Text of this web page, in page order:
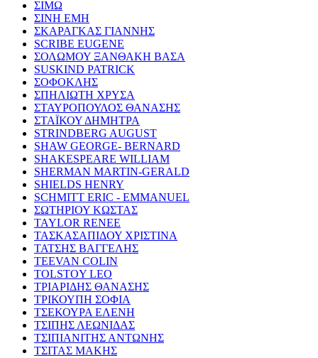
ΣΙΜΩ
ΣΙΝΗ ΕΜΗ
ΣΚΑΡΑΓΚΑΣ ΓΙΑΝΝΗΣ
SCRIBE EUGENE
ΣΟΛΩΜΟΥ ΞΑΝΘΑΚΗ ΒΑΣΑ
SUSKIND PATRICK
ΣΟΦΟΚΛΗΣ
ΣΠΗΛΙΩΤΗ ΧΡΥΣΑ
ΣΤΑΥΡΟΠΟΥΛΟΣ ΘΑΝΑΣΗΣ
ΣΤΑΪΚΟΥ ΔΗΜΗΤΡΑ
STRINDBERG AUGUST
SHAW GEORGE- BERNARD
SHAKESPEARE WILLIAM
SHERMAN MARTIN-GERALD
SHIELDS HENRY
SCHMITT ERIC - EMMANUEL
ΣΩΤΗΡΙΟΥ ΚΩΣΤΑΣ
TAYLOR RENEE
ΤΑΣΚΑΣΑΠΙΔΟΥ ΧΡΙΣΤΙΝΑ
ΤΑΤΣΗΣ ΒΑΓΓΕΛΗΣ
TEEVAN COLIN
TOLSTOY LEO
ΤΡΙΑΡΙΔΗΣ ΘΑΝΑΣΗΣ
ΤΡΙΚΟΥΠΗ ΣΟΦΙΑ
ΤΣΕΚΟΥΡΑ ΕΛΕΝΗ
ΤΣΙΠΗΣ ΛΕΩΝΙΔΑΣ
ΤΣΙΠΙΑΝΙΤΗΣ ΑΝΤΩΝΗΣ
ΤΣΙΤΑΣ ΜΑΚΗΣ